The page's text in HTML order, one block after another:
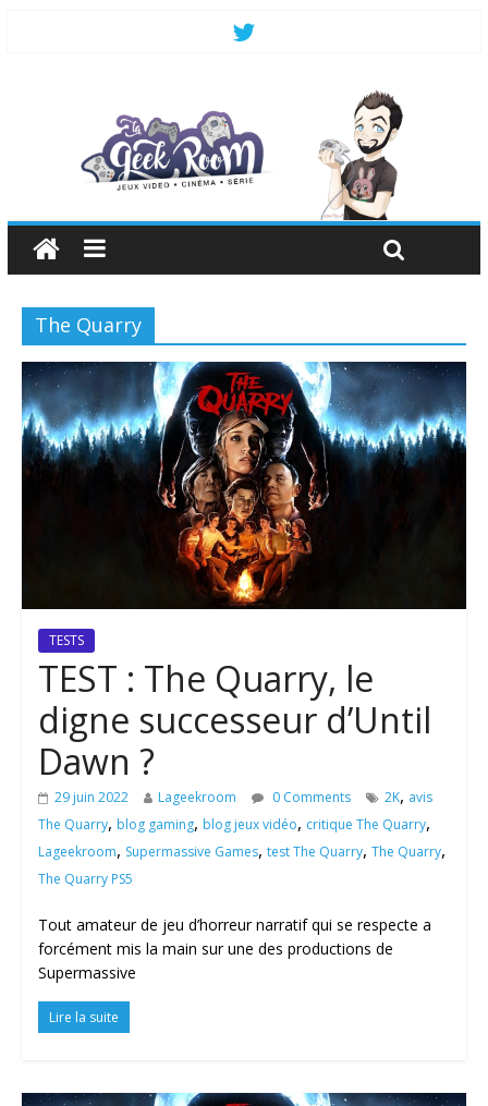
The Quarry
TESTS
TEST : The Quarry, le
digne successeur d’Until
Dawn ?
29 juin 2022 Lageekroom 0 Comments 2K, avis
The Quarry, blog gaming, blog jeux vidéo, critique The Quarry,
Lageekroom, Supermassive Games, test The Quarry, The Quarry,
The Quarry PS5
Tout amateur de jeu d’horreur narratif qui se respecte a
forcément mis la main sur une des productions de
Supermassive
Lire la suite